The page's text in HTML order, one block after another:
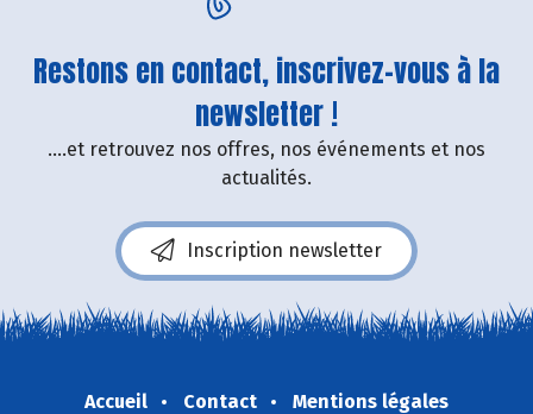
Restons en contact, inscrivez-vous à la
newsletter !
....et retrouvez nos offres, nos événements et nos
actualités.
Inscription newsletter
Accueil Contact
Mentions légales